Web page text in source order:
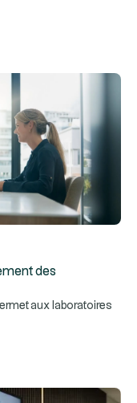
des
aux laboratoires